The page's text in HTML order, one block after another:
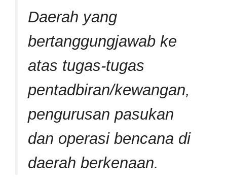
Daerah yang
bertanggungjawab ke
atas tugas-tugas
pentadbiran/kewangan,
pengurusan pasukan
dan operasi bencana di
daerah berkenaan.